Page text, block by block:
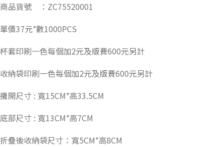
商品貨號 ：ZC75520001
單價37元*數1000PCS
杯套印刷一色每個加2元及版費600元另計
收納袋印刷一色每個加2元及版費600元另計
攤開尺寸 : 寬15CM*高33.5CM
底部尺寸 : 寬13CM*高7CM
折疊後收納袋尺寸：寬5CM*高8CM